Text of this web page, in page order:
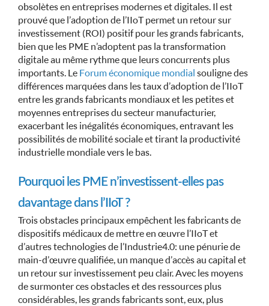
obsolètes en entreprises modernes et digitales. Il est
prouvé que l’adoption de l’IIoT permet un retour sur
investissement (ROI) positif pour les grands fabricants,
bien que les PME n’adoptent pas la transformation
digitale au même rythme que leurs concurrents plus
importants. Le Forum économique mondial souligne des
différences marquées dans les taux d’adoption de l’IIoT
entre les grands fabricants mondiaux et les petites et
moyennes entreprises du secteur manufacturier,
exacerbant les inégalités économiques, entravant les
possibilités de mobilité sociale et tirant la productivité
industrielle mondiale vers le bas.
Pourquoi les PME n’investissent-elles pas
davantage dans l’IIoT ?
Trois obstacles principaux empêchent les fabricants de
dispositifs médicaux de mettre en œuvre l’IIoT et
d’autres technologies de l’Industrie 4.0 : une pénurie de
main-d’œuvre qualifiée, un manque d’accès au capital et
un retour sur investissement peu clair. Avec les moyens
de surmonter ces obstacles et des ressources plus
considérables, les grands fabricants sont, eux, plus